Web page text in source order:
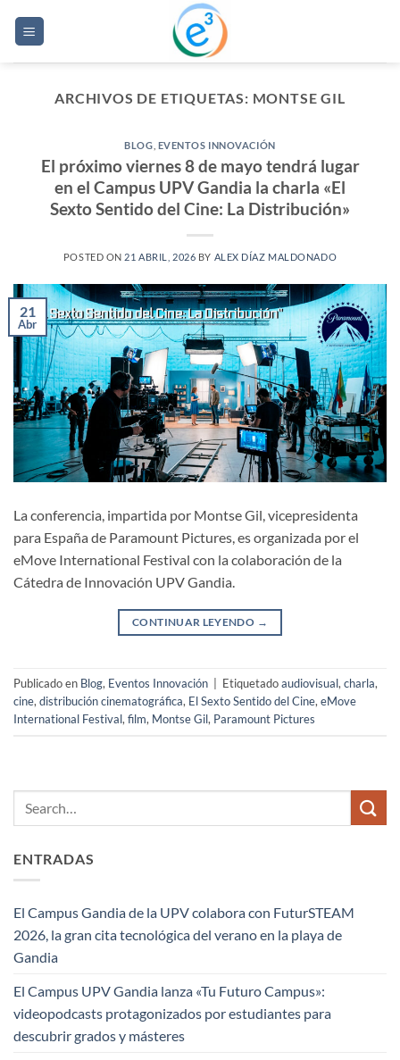
ARCHIVOS DE ETIQUETAS: MONTSE GIL
BLOG EVENTOS INNOVACIÓN
El próximo viernes 8 de mayo tendrá lugar
en el Campus UPV Gandia la charla «El
Sexto Sentido del Cine: La Distribución»
POSTED ON 21 ABRIL, 2026 BY ALEX DÍAZ MALDONADO
21
Abr
La conferencia, impartida por Montse Gil, vicepresidenta
para España de Paramount Pictures, es organizada por el
eMove International Festival con la colaboración de la
Cátedra de Innovación UPV Gandia.
CONTINUAR LEYENDO →
Publicado en Blog, Eventos Innovación Etiquetadoaudiovisual, charla,
cine, distribución cinematográfica, El Sexto Sentido del Cine, eMove
International Festival, film, Montse Gil, Paramount Pictures
ENTRADAS
El Campus Gandia de la UPV colabora con FuturSTEAM
2026, la gran cita tecnológica del verano en la playa de
Gandia
El Campus UPV Gandia lanza «Tu Futuro Campus»:
videopodcasts protagonizados por estudiantes para
descubrir grados y másteres